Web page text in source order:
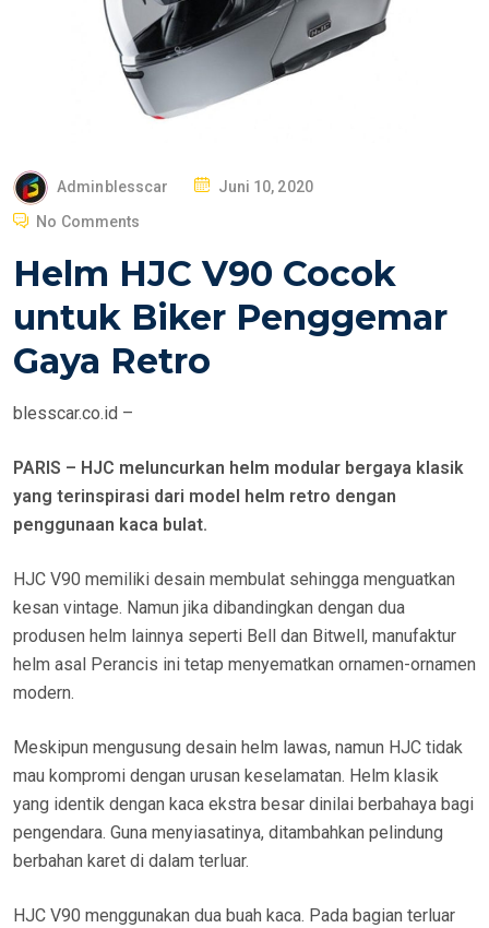
Adminblesscar
T
Juni 10, 2020
No Comments
Helm HJC V90 Cocok
untuk Biker Penggemar
Gaya Retro
blesscar.co.id –
PARIS – HJC meluncurkan helm modular bergaya klasik
yang terinspirasi dari model helm retro dengan
penggunaan kaca bulat.
HJC V90 memiliki desain membulat sehingga menguatkan
kesan vintage. Namun jika dibandingkan dengan dua
produsen helm lainnya seperti Bell dan Bitwell, manufaktur
helm asal Perancis ini tetap menyematkan ornamen-ornamen
modern.
Meskipun mengusung desain helm lawas, namun HJC tidak
mau kompromi dengan urusan keselamatan. Helm klasik
yang identik dengan kaca ekstra besar dinilai berbahaya bagi
pengendara. Guna menyiasatinya, ditambahkan pelindung
berbahan karet di dalam terluar.
HJC V90 menggunakan dua buah kaca. Pada bagian terluar